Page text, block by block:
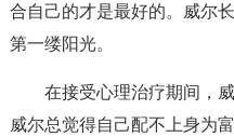
合自己的才是最好的。威尔
第一缕阳光。
在接受心理治疗期间，
威尔总觉得自己配不上身为